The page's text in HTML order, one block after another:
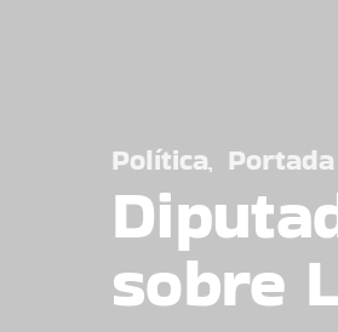
Política Portada
sobre